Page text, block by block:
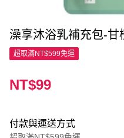
澡享沐浴乳補充包-甘
超取滿NT$599免運
NT$99
付款與運送方式